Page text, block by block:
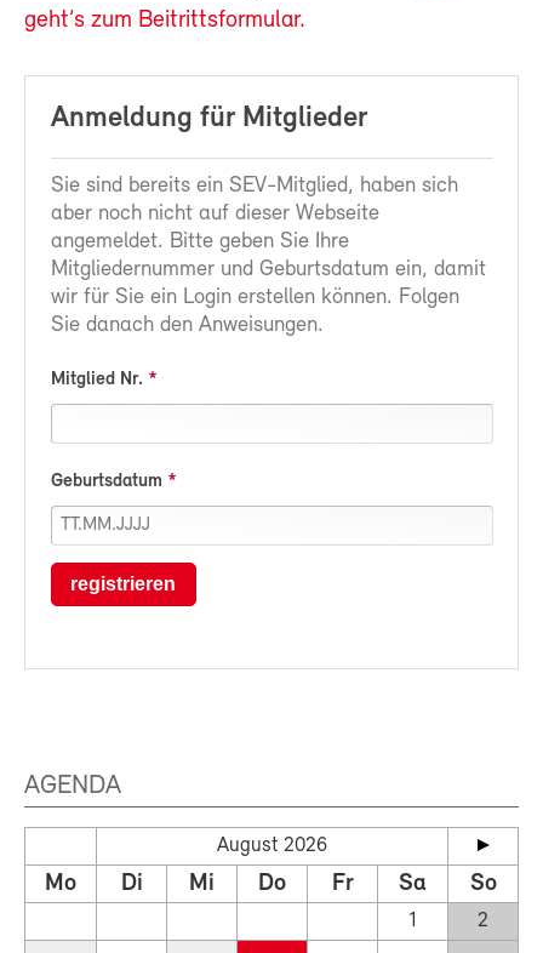
geht’s zum Beitrittsformular.
Anmeldung für Mitglieder
Sie sind bereits ein SEV-Mitglied, haben sich
aber noch nicht auf dieser Webseite
angemeldet. Bitte geben Sie Ihre
Mitgliedernummer und Geburtsdatum ein, damit
wir für Sie ein Login erstellen können. Folgen
Sie danach den Anweisungen.
Mitglied Nr.
Geburtsdatum
registrieren
AGENDA
August 2026
Mo Di Mi Do Fr Sa So
1
2